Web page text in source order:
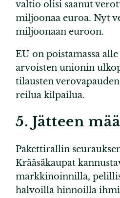
valtio olisi saanut
miljoonaa euroa. Nyt
miljoonaan euroon.
EU on poistamassa
arvoisten unionin
tilausten
reilua kilpailua.
5. Jätteen
Pakettirallin
Krääsäkaupat
markkinoinnilla,
halvoilla hinnoilla